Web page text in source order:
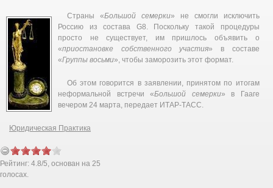
Страны «Большой семерки» не смогли исключить
Россию из состава G8. Поскольку такой процедуры
просто не существует, им пришлось объявить о
«приостановке собственного участия» в составе
«Группы восьми», чтобы заморозить этот формат.
Об этом говорится в заявлении, принятом по итогам
неформальной встречи «Большой семерки» в Гааге
вечером 24 марта, передает ИТАР-ТАСС.
Юридическая Практика
Рейтинг: 4.8/5, основан на 25
голосах.